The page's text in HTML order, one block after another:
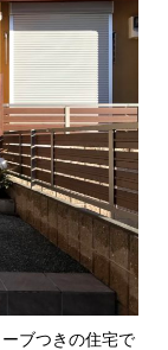
ブつきの住宅で